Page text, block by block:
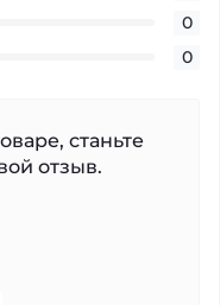
0
0
станьте
отзыв.